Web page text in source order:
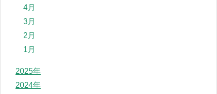
4月
3月
2月
1月
2025年
2024年